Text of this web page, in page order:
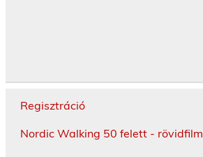
Regisztráció
Nordic Walking 50 felett - rövidfilm